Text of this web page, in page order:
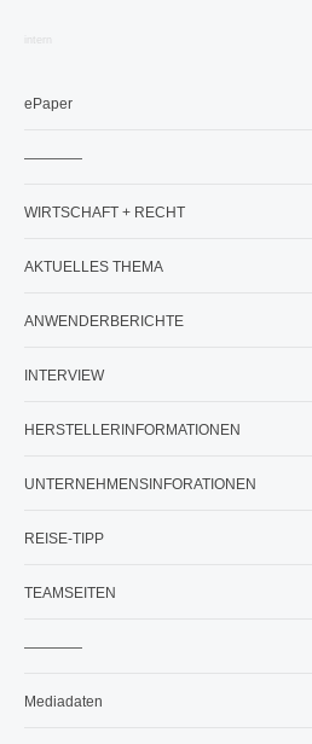
ePaper
————
WIRTSCHAFT + RECHT
AKTUELLES THEMA
ANWENDERBERICHTE
INTERVIEW
HERSTELLERINFORMATIONEN
UNTERNEHMENSINFORATIONEN
REISE-TIPP
TEAMSEITEN
————
Mediadaten